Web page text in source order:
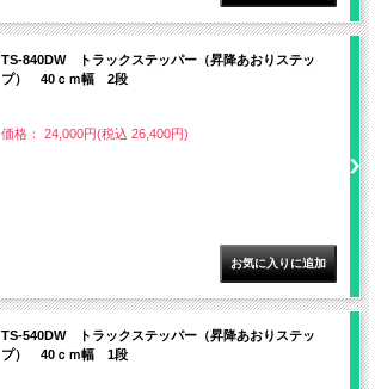
TS-840DW トラックステッパー（昇降あおりステッ
プ） 40ｃｍ幅 2段
価格： 24,000円(税込 26,400円)
TS-540DW トラックステッパー（昇降あおりステッ
プ） 40ｃｍ幅 1段